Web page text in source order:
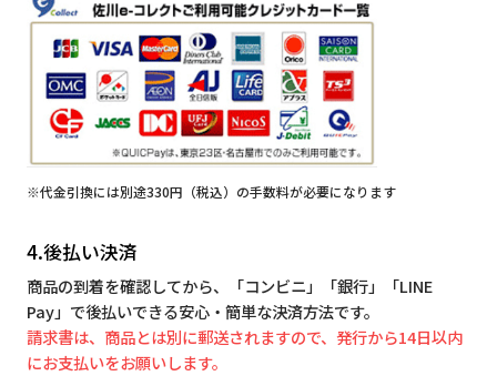
※代金引換には別途330円（税込）の手数料が必要になります
4.後払い決済
商品の到着を確認してから、「コンビニ」「銀行」「LINE
Pay」で後払いできる安心・簡単な決済方法です。
請求書は、商品とは別に郵送されますので、発行から14日以内
にお支払いをお願いします。